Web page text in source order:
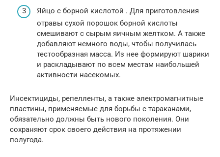
Яйцо с борной кислотой . Для приготовления
отравы сухой порошок борной кислоты
смешивают с сырым яичным желтком. А также
добавляют немного воды, чтобы получилась
тестообразная масса. Из нее формируют шарики
и раскладывают по всем местам наибольшей
активности насекомых.
Инсектициды, репелленты, а также электромагнитные
пластины, применяемые для борьбы с тараканами,
обязательно должны быть нового поколения. Они
сохраняют срок своего действия на протяжении
полугода.